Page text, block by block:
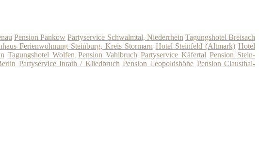
Pension Pankow Partyservice Schwalmtal, Niederrhein Tagungshotel Breisach
Ferienwohnung Steinburg, Kreis Stormarn Hotel Steinfeld (Altmark) Hotel
Tagungshotel Wolfen Pension Vahlbruch Partyservice Käfertal Pension Stein-
Partyservice Inrath / Kliedbruch Pension Leopoldshöhe Pension Clausthal-